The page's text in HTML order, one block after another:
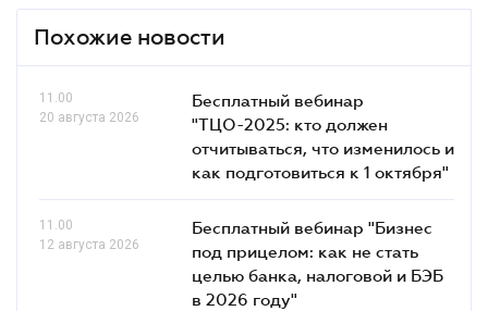
Похожие новости
11.00
20 августа 2026
Бесплатный вебинар
"ТЦО-2025: кто должен
отчитываться, что изменилось и
как подготовиться к 1 октября"
11.00
12 августа 2026
Бесплатный вебинар "Бизнес
под прицелом: как не стать
целью банка, налоговой и БЭБ
в 2026 году"